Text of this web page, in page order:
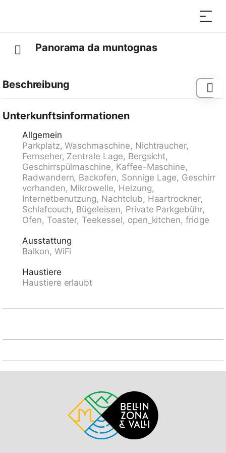
Panorama da muntognas
Beschreibung
"Casa Crap Sogn Barcazi", 876 m.ü.M., auf 4
am Hang, 6 km vom Skigebiet. Im Hause: Skiraum,
Zentralheizung, Waschmaschine, Wäschetrockner (zur
Mitbenutzung, extra). Zufahrt bis zum Haus
(Bergstrasse). Im Winter 4x4 empfohlen. Parkplatz
beim Haus. Lebensmittelgeschäft, Restaurant 300 m,
Bushaltestelle "Trin, Dorf" 400 m. Skisportanlagen 6
km, Skipisten 6 km, Skischule 6 km, Langlaufloipe 3
km. Nahe gelegene Sehenswürdigkeiten:
Ruinalta/Rheinschlucht, Aussichtsplattform Il Spir,
Skigebiete sind gut erreichbar: Weisse Arena
Flims/Laax. Bekannte Seen in der Umgebung sind gut
UNESCO-Welterbe Tektonikarena Sardona,
Ruinalta/Rheinschlucht, Hochebene Bargis.
Unterkunftsinformationen
Allgemein
Parkplatz, Waschmaschine, Nichtraucher,
Fernseher, Zentrale Lage, Bergsicht,
Geschirrspülmaschine, Kaffee-Maschine,
Radwandern, Backofen, Sonnige Lage, Geschirr
vorhanden, Mikrowelle, Heizung,
Internetbenutzung, Nachtclub, Haartrockner,
Schlafcouch, Bügeleisen, Private Parkgebühr,
Ofen, Toaster, Teekessel, open_kitchen, fridge
Ausstattung
Balkon, WiFi
Haustiere
Haustiere erlaubt